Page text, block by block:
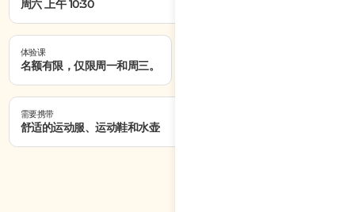
周六 上午 10:30
体验课
名额有限，仅限周一和周三。
需要携带
舒适的运动服、运动鞋和水壶